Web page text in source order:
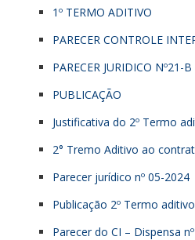
1º TERMO ADITIVO
PARECER CONTROLE
PARECER JURIDICO Nº21-
PUBLICAÇÃO
Justificativa do 2º Termo
2° Tremo Aditivo ao
Parecer jurídico nº 05-2024
Publicação 2º Termo
Parecer do CI – Dispensa